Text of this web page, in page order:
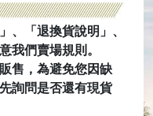
、「退換貨說明」、
我們賣場規則。
售，為避免您因缺
詢問是否還有現貨